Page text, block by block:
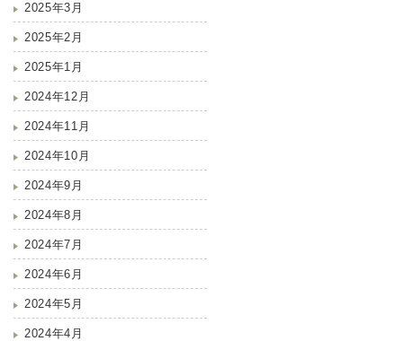
2025年3月
2025年2月
2025年1月
2024年12月
2024年11月
2024年10月
2024年9月
2024年8月
2024年7月
2024年6月
2024年5月
2024年4月